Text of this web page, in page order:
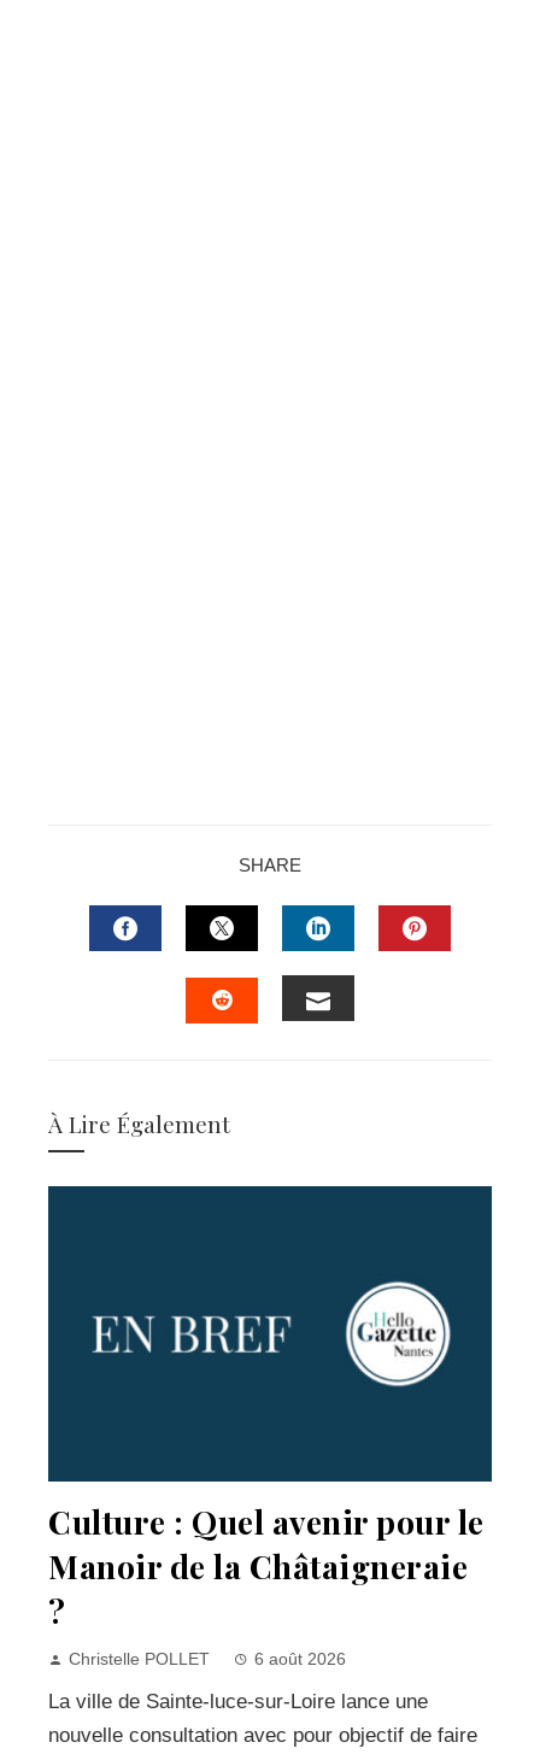
SHARE
FACEBOOKTWITTERLINKEDIN
À Lire Également
Culture : Quel avenir pour le
Manoir de la Châtaigneraie
?
Christelle POLLET 6 août 2026
La ville de Sainte-luce-sur-Loire lance une
nouvelle consultation avec pour objectif de faire